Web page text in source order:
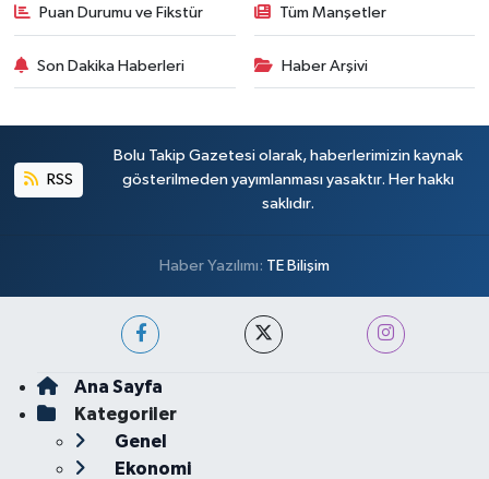
Puan Durumu ve Fikstür Tüm Manşetler
Son Dakika Haberleri Haber Arşivi
RSS
Bolu Takip Gazetesi olarak, haberlerimizin kaynak
gösterilmeden yayımlanması yasaktır. Her hakkı
saklıdır.
Haber Yazılımı: TE Bilişim
Ana Sayfa
Kategoriler
Genel
Ekonomi